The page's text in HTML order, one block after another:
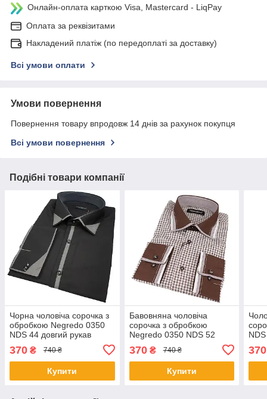
Онлайн-оплата карткою Visa, Mastercard - LiqPay
Оплата за реквізитами
Накладений платіж (по передоплаті за доставку)
Всі умови оплати
Умови повернення
Повернення товару впродовж 14 днів за рахунок покупця
Всі умови повернення
Подібні товари компанії
Чорна чоловіча сорочка з
обробкою Negredo 0350
NDS 44 довгий рукав
370 ₴ 740 ₴
Купити
Бавовняна чоловіча
сорочка з обробкою
Negredo 0350 NDS 52
370₴ 740 ₴
Купити
370